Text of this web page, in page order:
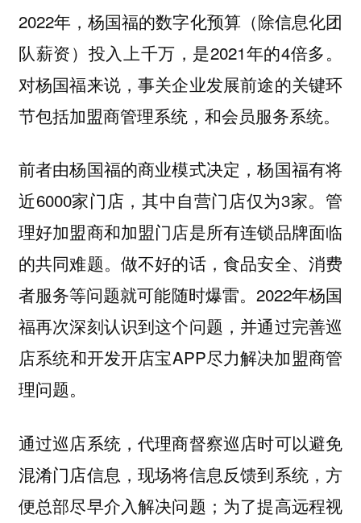
2022年，杨国福的数字化预算（除信息化团
队薪资）投入上千万，是2021年的4倍多。
对杨国福来说，事关企业发展前途的关键环
节包括加盟商管理系统，和会员服务系统。
前者由杨国福的商业模式决定，杨国福有将
近6000家门店，其中自营门店仅为3家。管
理好加盟商和加盟门店是所有连锁品牌面临
的共同难题。做不好的话，食品安全、消费
者服务等问题就可能随时爆雷。2022年杨国
福再次深刻认识到这个问题，并通过完善巡
店系统和开发开店宝APP尽力解决加盟商管
理问题。
通过巡店系统，代理商督察巡店时可以避免
混淆门店信息，现场将信息反馈到系统，方
便总部尽早介入解决问题；为了提高远程视